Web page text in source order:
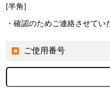
[半角]
・確認のためご連絡させてい
ご使用番号